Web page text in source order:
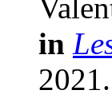
in
2021.